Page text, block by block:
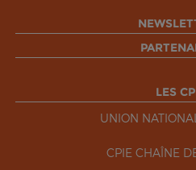
LES
UNION
CPIE CHAÎNE